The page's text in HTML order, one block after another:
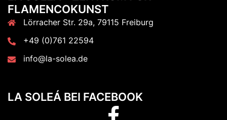
FLAMENCOKUNST
Lörracher Str. 29a, 79115 Freiburg
+49 (0)761 22594
info@la-solea.de
LA SOLEÁ BEI FACEBOOK